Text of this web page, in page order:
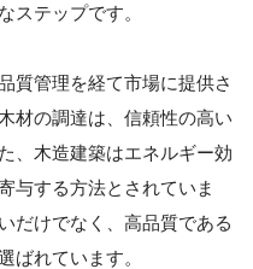
ステップです。
質管理を経て市場に提供さ
材の調達は、信頼性の高い
、木造建築はエネルギー効
与する方法とされていま
だけでなく、高品質である
ばれています。